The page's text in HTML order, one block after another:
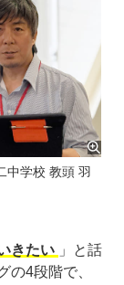
中学校 教頭 羽
きたい 」と話
の4段階で、